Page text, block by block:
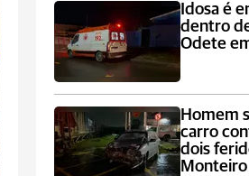
Idosa é
dentro
Odete
Homem
carro
dois